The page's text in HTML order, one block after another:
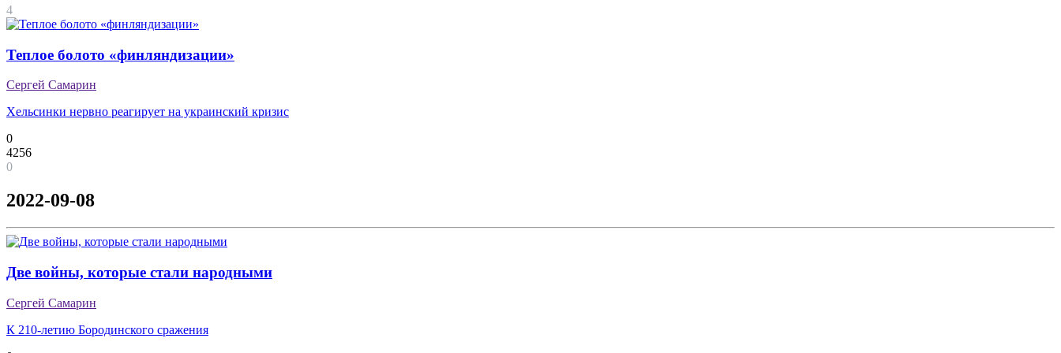
4
Теплое болото «финляндизации»
Сергей Самарин
Хельсинки нервно реагирует на украинский кризис
0
4256
0
2022-09-08
Две войны, которые стали народными
Сергей Самарин
К 210-летию Бородинского сражения